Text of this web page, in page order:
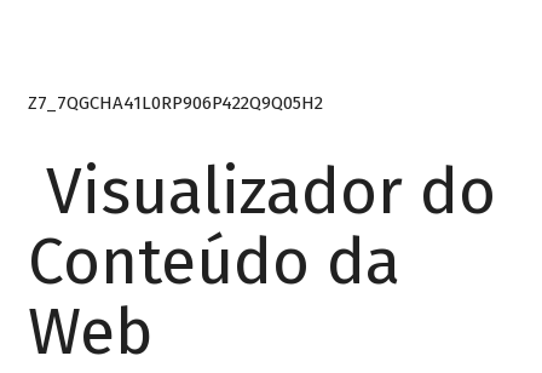
Z7_7QGCHA41L0RP906P422Q9Q05H2
Visualizador do
Conteúdo da
Web